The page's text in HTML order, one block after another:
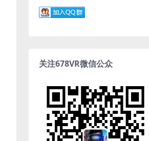
关注678VR微信公众